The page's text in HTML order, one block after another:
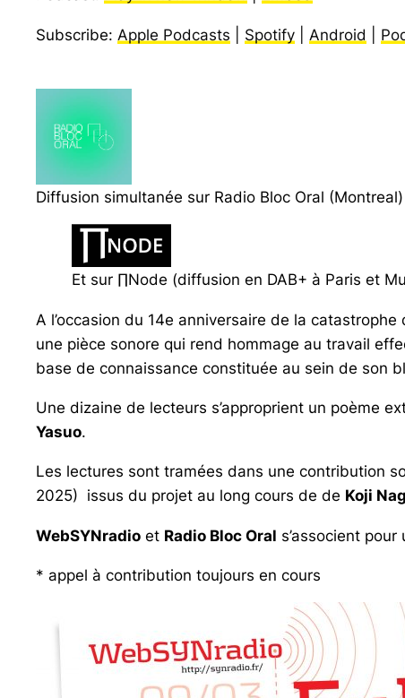
Subscribe: Apple Podcasts Spotify Android
Diffusion simultanée sur Radio Bloc Oral
Et sur ∏Node (diffusion en DAB+ à Paris et
A l’occasion du 14e anniversaire de la catastrophe
une pièce sonore qui rend hommage au travail
base de connaissance constituée au sein de son
Une dizaine de lecteurs s’approprient un poème
Yasuo.
Les lectures sont tramées dans une contribution
2025) issus du projet au long cours de de Koji
WebSYNradio et Radio Bloc Oral s’associent
* appel à contribution toujours en cours